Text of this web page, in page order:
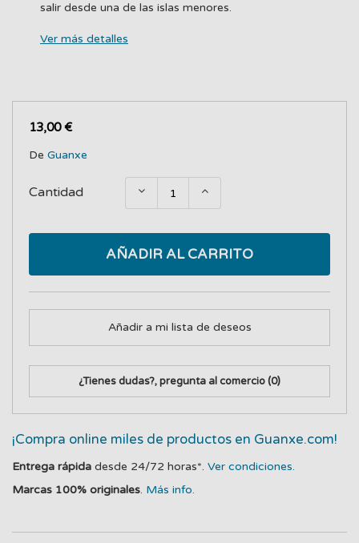
salir desde una de las islas menores.
Ver más detalles
13,00 €
De Guanxe
Cantidad
AÑADIR AL CARRITO
Añadir a mi lista de deseos
¿Tienes dudas?, pregunta al comercio(0)
¡Compra online miles de productos en Guanxe.com!
Entrega rápida desde 24/72 horas*. Ver condiciones.
Marcas 100% originales. Más info.